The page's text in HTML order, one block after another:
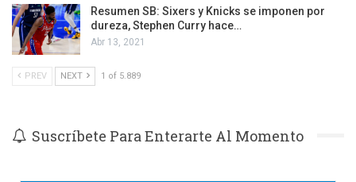
Resumen SB: Sixers y Knicks se imponen por
dureza, Stephen Curry hace…
Abr 13, 2021
PREV NEXT 1 of 5.889
Suscríbete Para Enterarte Al Momento